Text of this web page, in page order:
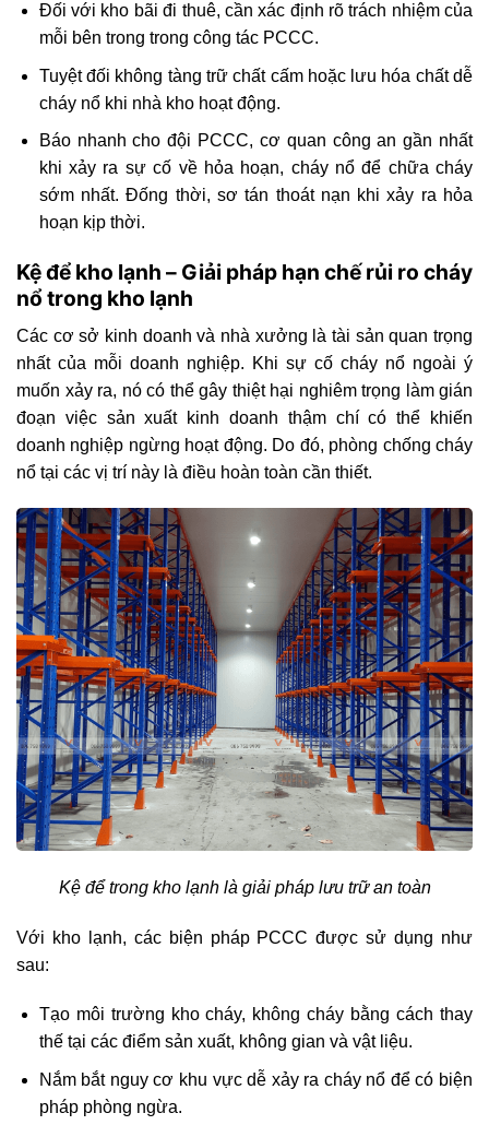
Đối với kho bãi đi thuê, cần xác định rõ trách nhiệm của
mỗi bên trong trong công tác PCCC.
Tuyệt đối không tàng trữ chất cấm hoặc lưu hóa chất dễ
cháy nổ khi nhà kho hoạt động.
Báo nhanh cho đội PCCC, cơ quan công an gần nhất
khi xảy ra sự cố về hỏa hoạn, cháy nổ để chữa cháy
sớm nhất. Đống thời, sơ tán thoát nạn khi xảy ra hỏa
hoạn kịp thời.
Kệ để kho lạnh – Giải pháp hạn chế rủi ro cháy
nổ trong kho lạnh
Các cơ sở kinh doanh và nhà xưởng là tài sản quan trọng
nhất của mỗi doanh nghiệp. Khi sự cố cháy nổ ngoài ý
muốn xảy ra, nó có thể gây thiệt hại nghiêm trọng làm gián
đoạn việc sản xuất kinh doanh thậm chí có thể khiến
doanh nghiệp ngừng hoạt động. Do đó, phòng chống cháy
nổ tại các vị trí này là điều hoàn toàn cần thiết.
Kệ để trong kho lạnh là giải pháp lưu trữ an toàn
Với kho lạnh, các biện pháp PCCC được sử dụng như
sau:
Tạo môi trường kho cháy, không cháy bằng cách thay
thế tại các điểm sản xuất, không gian và vật liệu.
Nắm bắt nguy cơ khu vực dễ xảy ra cháy nổ để có biện
pháp phòng ngừa.